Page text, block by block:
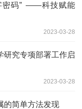
密码” ——科技赋能
2023-03-28
研究专项部署工作启
2023-03-28
的简单方法发现